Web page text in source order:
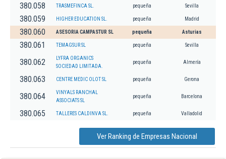
380.058 TRASMEFINCA SL. pequeña Sevilla
380.059 HIGHER EDUCATION SL. pequeña Madrid
380.060 ASESORIA CAMPASTUR SL pequeña Asturias
380.061 TEMAGSUR SL pequeña Sevilla
380.062
LYFRA ORGANICS
SOCIEDAD LIMITADA.
pequeña Almería
380.063 CENTRE MEDIC OLOT SL pequeña Gerona
380.064
VINYALS RANCHAL
ASSOCIATS SL
pequeña Barcelona
380.065 TALLERES CALDINVA SL. pequeña Valladolid
Ver Ranking de Empresas Nacional